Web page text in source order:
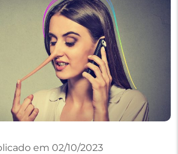
em 02/10/2023